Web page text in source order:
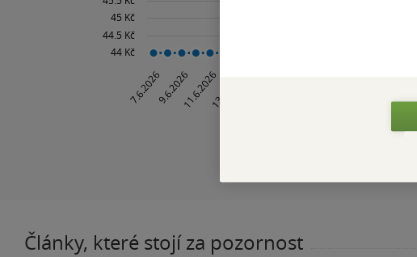
Články, které stojí za pozornost